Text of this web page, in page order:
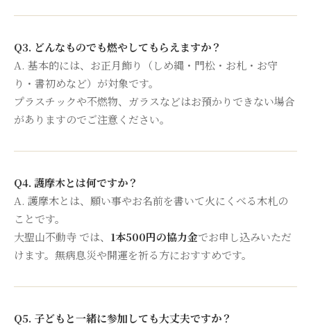
Q3. どんなものでも燃やしてもらえますか？
A. 基本的には、お正月飾り（しめ縄・門松・お札・お守
り・書初めなど）が対象です。
プラスチックや不燃物、ガラスなどはお預かりできない場合
がありますのでご注意ください。
Q4. 護摩木とは何ですか？
A. 護摩木とは、願い事やお名前を書いて火にくべる木札の
ことです。
大聖山不動寺 では、 1本500円の協力金でお申し込みいただ
けます。無病息災や開運を祈る方におすすめです。
Q5. 子どもと一緒に参加しても大丈夫ですか？